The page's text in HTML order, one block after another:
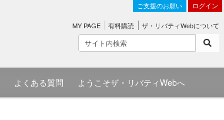
ご支援のお願い ログイン
MY PAGE 有料購読 ザ・リバティWebについて
よくある質問 ようこそザ・リバティWebへ